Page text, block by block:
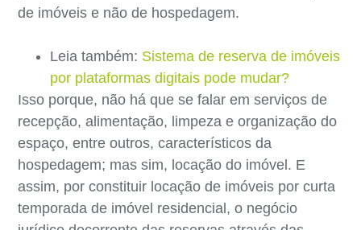
de imóveis e não de hospedagem.
Leia também: Sistema de reserva de imóveis
por plataformas digitais pode mudar?
Isso porque, não há que se falar em serviços de
recepção, alimentação, limpeza e organização do
espaço, entre outros, característicos da
hospedagem; mas sim, locação do imóvel. E
assim, por constituir locação de imóveis por curta
temporada de imóvel residencial, o negócio